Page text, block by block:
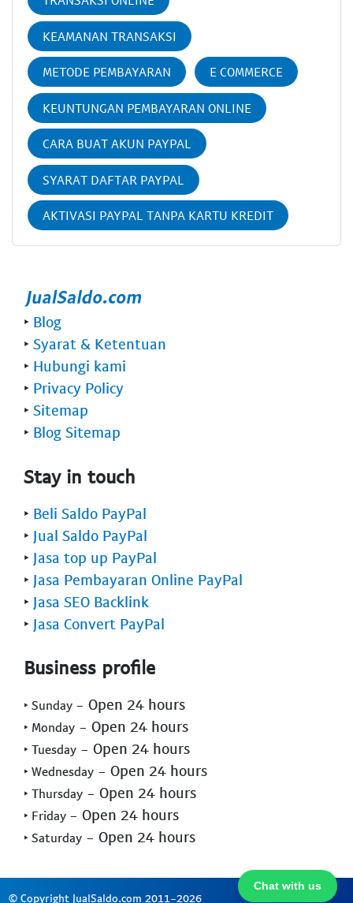
KEAMANAN TRANSAKSI
METODE PEMBAYARAN E COMMERCE
KEUNTUNGAN PEMBAYARAN ONLINE
CARA BUAT AKUN PAYPAL
SYARAT DAFTAR PAYPAL
AKTIVASI PAYPAL TANPA KARTU KREDIT
Chat with us
‣ Blog
‣ Syarat & Ketentuan
‣ Hubungi kami
‣ Privacy Policy
‣ Sitemap
‣ Blog Sitemap
Stay in touch
‣ Beli Saldo PayPal
‣ Jual Saldo PayPal
‣ Jasa top up PayPal
‣ Jasa Pembayaran Online PayPal
‣ Jasa SEO Backlink
‣ Jasa Convert PayPal
Business profile
‣ Sunday - Open 24 hours
‣ Monday - Open 24 hours
‣ Tuesday - Open 24 hours
‣ Wednesday - Open 24 hours
‣ Thursday - Open 24 hours
‣ Friday - Open 24 hours
‣ Saturday - Open 24 hours
© Copyright JualSaldo.com 2011-2026